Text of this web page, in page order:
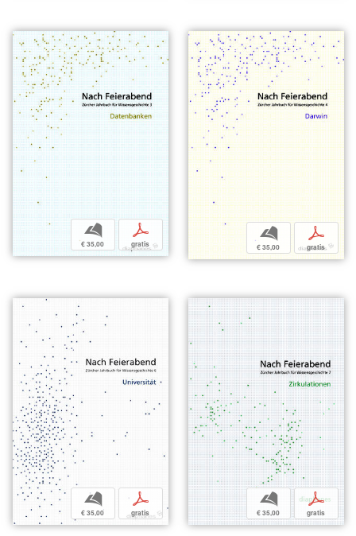
b
€ 35,00
p
gratis
b
€ 35,00
p
gratis
b
€ 35,00
p
gratis
b
€ 35,00
p
gratis